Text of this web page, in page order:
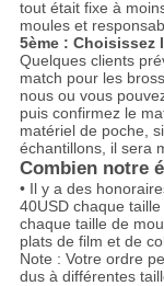
tout était fixe à
moules et
5ème : Choisissez
Quelques clients
match pour les
nous ou vous
puis confirmez le
matériel de poche,
échantillons, il sera
Combien notre
• Il y a des
40USD chaque
chaque taille de
plats de film et de
Note : Votre ordre
dus à différentes